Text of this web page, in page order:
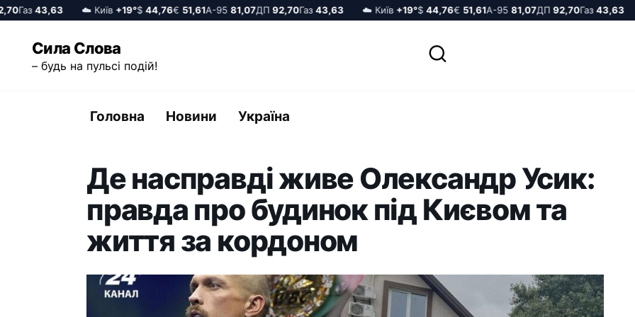
Газ43,63 ☁️ Київ+19°$44,76€51,61А-9581,07ДП92,70Газ43,63 ☁️ Київ+19°$44,76€51,61А-9581,07ДП92,70Газ43,63
вмісту
Сила Слова
– будь на пульсі подій!
Головна Новини Україна
Де насправді живе Олександр Усик:
правда про будинок під Києвом та
життя за кордоном